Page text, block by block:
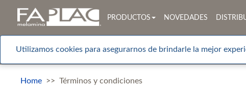
PRODUCTOS NOVEDADES
Utilizamos cookies para asegurarnos de brindarle la mejor
Home Términos y condiciones